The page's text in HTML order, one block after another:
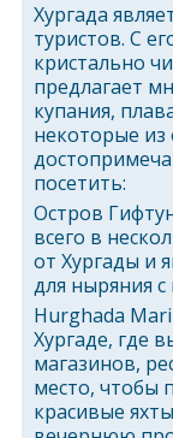
Хургада
туристов. С
кристально
предлагает
купания,
некоторые из
посетить:
Остров
всего в
от Хургады и
для ныряния
Hurghada
Хургаде, где
магазинов,
место, чтобы
красивые